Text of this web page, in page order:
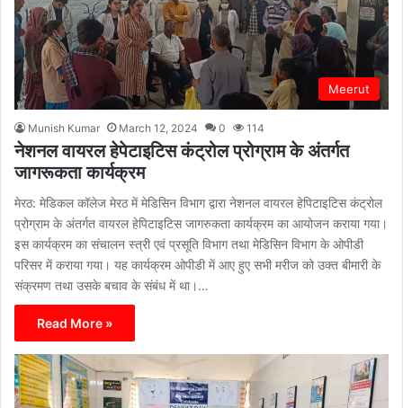
Meerut
Munish Kumar March 12, 2024 0 114
नेशनल वायरल हेपेटाइटिस कंट्रोल प्रोग्राम के अंतर्गत
जागरूकता कार्यक्रम
मेरठ: मेडिकल कॉलेज मेरठ में मेडिसिन विभाग द्वारा नेशनल वायरल हेपिटाइटिस कंट्रोल
प्रोग्राम के अंतर्गत वायरल हेपिटाइटिस जागरुकता कार्यक्रम का आयोजन कराया गया।
इस कार्यक्रम का संचालन स्त्री एवं प्रसूति विभाग तथा मेडिसिन विभाग के ओपीडी
परिसर में कराया गया। यह कार्यक्रम ओपीडी में आए हुए सभी मरीज को उक्त बीमारी के
संक्रमण तथा उसके बचाव के संबंध में था।…
Read More »